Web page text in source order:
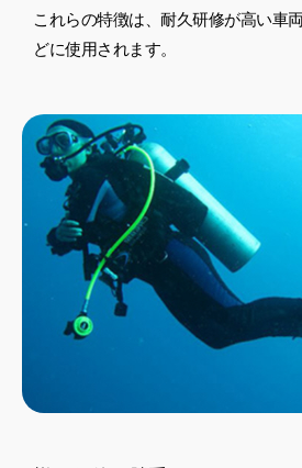
これらの特徴は、耐久研修が高い車
どに使用されます。